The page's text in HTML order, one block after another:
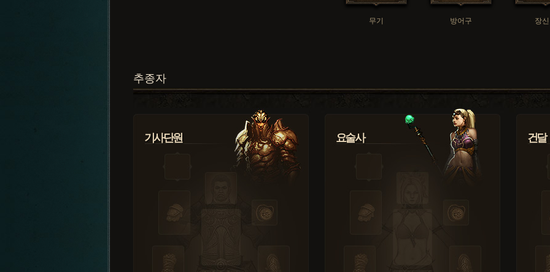
무기 방어구 장
추종자
기사단원 요술사 건달